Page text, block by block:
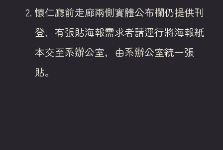
懷仁廳前走廊兩側實體公布欄仍提供刊
登，有張貼海報需求者請逕行將海報紙
本交至系辦公室，由系辦公室統一張
貼。